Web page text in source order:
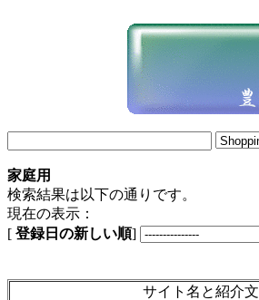
家庭用
検索結果は以下の通りです。
現在の表示：
[ 登録日の新しい順]
サイト名と紹介文